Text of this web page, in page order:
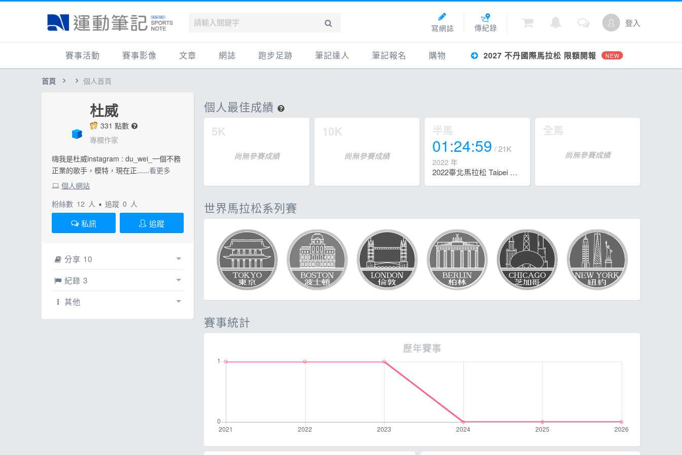
寫網誌 傳紀錄 登入
賽事活動
國內
跟著筆記跑
健康品牌風雲賞
賽事影像 文章
運動賽事
跑鞋專區
運科訓練
話題
網誌
品牌動態
運動賽事
跑鞋專區
人物故事
活動旅遊
ESG
其它
跑步足跡
路線
配速工具
筆記隨堂考
筆記達人 筆記報名 購物
什麼是點數
2027 不丹國際馬拉松 限額開報 NEW
首頁 個人首頁
杜威
331 點數
專欄作家
嗨我是杜威instagram : du_wei_一個不務
正業的歌手，模特，現在正......看更多
個人網站
粉絲數 12 人 ▪ 追蹤 0 人
私訊 追蹤
分享 10
賽事相簿
文章
網誌
3
紀錄 3
紀錄
賽事紀錄
3
其他
配速工具
個人最佳成績
5K
尚無參賽成績
10K
尚無參賽成績
半馬
01:24:59 / 21K
2022 年
2022臺北馬拉松 Taipei Marathon
全馬
尚無參賽成績
世界馬拉松系列賽
賽事統計
歷年賽事